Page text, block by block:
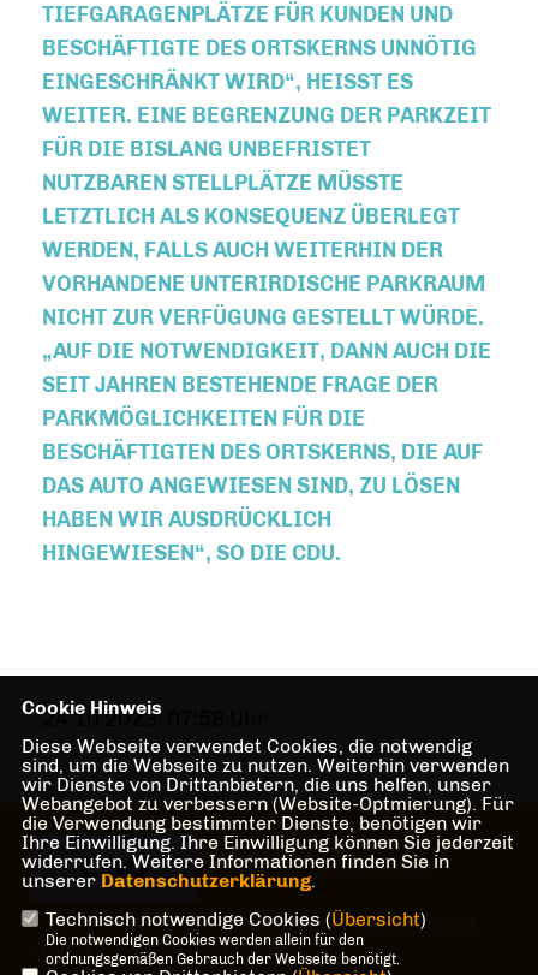
IEFGARAGENPLÄTZE FÜR KUNDEN UND B
ESCHÄFTIGTE DES ORTSKERNS UNNÖTIG E
INGESCHRÄNKT WIRD“, HEISST ES WE
ITER. EINE BEGRENZUNG DER PARKZEIT FÜ
R DIE BISLANG UNBEFRISTET NU
TZBAREN STELLPLÄTZE MÜSSTE LE
TZTLICH ALS KONSEQUENZ ÜBERLEGT WE
RDEN, FALLS AUCH WEITERHIN DER VO
RHANDENE UNTERIRDISCHE PARKRAUM NI
CHT ZUR VERFÜGUNG GESTELLT WÜRDE. „A
UF DIE NOTWENDIGKEIT, DANN AUCH DIE SE
IT JAHREN BESTEHENDE FRAGE DER PA
RKMÖGLICHKEITEN FÜR DIE BE
SCHÄFTIGTEN DES ORTSKERNS, DIE AUF DA
S AUTO ANGEWIESEN SIND, ZU LÖSEN HA
BEN WIR AUSDRÜCKLICH HI
NGEWIESEN“, SO DIE CDU.
24.10.2023, 07:58 Uhr
Herzlich Willkommen beim CDU
Gemeindeverband Senden
IMPRESSUM
DATENSCHUTZ
KONTAKT
MITGLIEDERBEREICH
Cookie Hinweis
Diese Webseite verwendet Cookies, die notwendig
sind, um die Webseite zu nutzen. Weiterhin verwenden
wir Dienste von Drittanbietern, die uns helfen, unser
Webangebot zu verbessern (Website-Optmierung). Für
die Verwendung bestimmter Dienste, benötigen wir
Ihre Einwilligung. Ihre Einwilligung können Sie jederzeit
widerrufen. Weitere Informationen finden Sie in
unserer Datenschutzerklärung.
Technisch notwendige Cookies (Übersicht)
Die notwendigen Cookies werden allein für den
ordnungsgemäßen Gebrauch der Webseite benötigt.